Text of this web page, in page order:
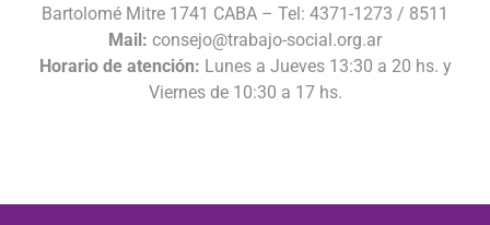
Bartolomé Mitre 1741 CABA – Tel: 4371-1273 / 8511
Mail: consejo@trabajo-social.org.ar
Horario de atención: Lunes a Jueves 13:30 a 20 hs. y
Viernes de 10:30 a 17 hs.